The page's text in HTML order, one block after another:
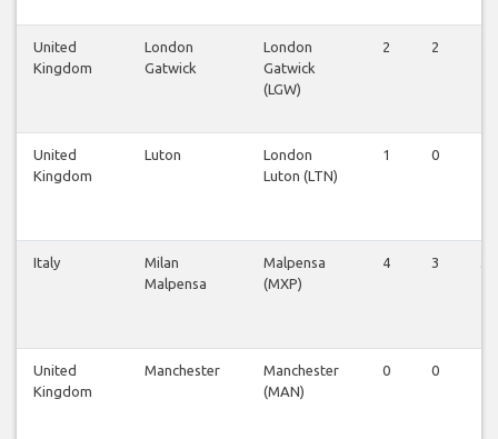
United
Kingdom
London
Gatwick
London
Gatwick
(LGW)
2 2
United
Kingdom
Luton
London
Luton (LTN)
1 0
Italy
Milan
Malpensa
Malpensa
(MXP)
4 3
United
Kingdom
Manchester
Manchester
(MAN)
0 0